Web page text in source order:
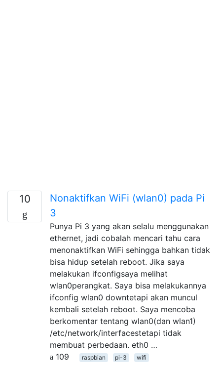
10
Nonaktifkan WiFi (wlan0) pada Pi
3
Punya Pi 3 yang akan selalu menggunakan
ethernet, jadi cobalah mencari tahu cara
menonaktifkan WiFi sehingga bahkan tidak
bisa hidup setelah reboot. Jika saya
melakukan ifconfigsaya melihat
wlan0perangkat. Saya bisa melakukannya
ifconfig wlan0 downtetapi akan muncul
kembali setelah reboot. Saya mencoba
berkomentar tentang wlan0(dan wlan1)
/etc/network/interfacestetapi tidak
membuat perbedaan. eth0 …
109
raspbian pi-3 wifi